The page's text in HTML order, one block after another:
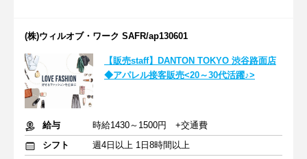
(株)ウィルオブ・ワーク SAFR/ap130601
【販売staff】DANTON TOKYO 渋谷路面店
◆アパレル接客販売<20～30代活躍♪>
給与
時給1430～1500円 +交通費
シフト
週4日以上 1日8時間以上